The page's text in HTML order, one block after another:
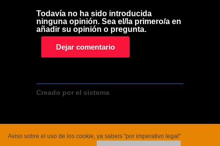
Aviso sobre el uso de los cookie, ya sabeis "por imperativo legal"
Todavía no ha sido introducida
ninguna opinión. Sea el/la primero/a en
añadir su opinión o pregunta.
Dejar comentario
Creado por el sistema